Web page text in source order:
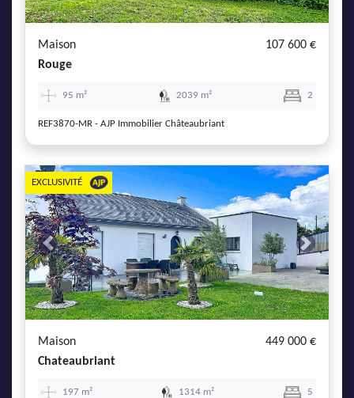
Maison
107 600 €
Rouge
95 m² 2039 m² 2
REF3870-MR - AJP Immobilier Châteaubriant
Previous Next
EXCLUSIVITÉ
Maison
449 000 €
Chateaubriant
197 m² 1314 m² 5